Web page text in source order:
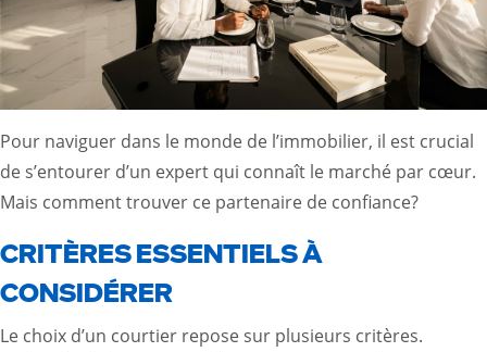
Pour naviguer dans le monde de l’immobilier, il est crucial
de s’entourer d’un expert qui connaît le marché par cœur.
Mais comment trouver ce partenaire de confiance?
CRITÈRES ESSENTIELS À
CONSIDÉRER
Le choix d’un courtier repose sur plusieurs critères.